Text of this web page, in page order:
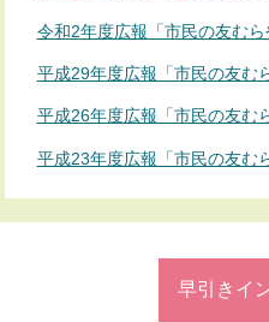
令和2年度広報「市民の友むら
平成29年度広報「市民の友む
平成26年度広報「市民の友む
平成23年度広報「市民の友む
早引きイ